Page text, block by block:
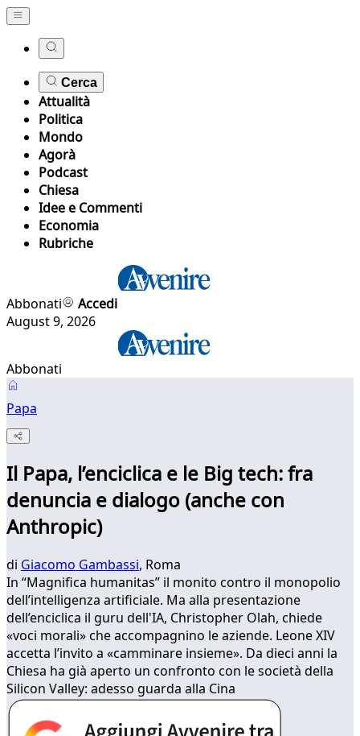
Cerca
Attualità
Politica
Mondo
Agorà
Podcast
Chiesa
Idee e Commenti
Economia
Rubriche
Abbonati
Accedi
August 9, 2026
Abbonati
Papa
Il Papa, l’enciclica e le Big tech: fra
denuncia e dialogo (anche con
Anthropic)
di Giacomo Gambassi, Roma
In “Magnifica humanitas” il monito contro il monopolio
dell’intelligenza artificiale. Ma alla presentazione
dell’enciclica il guru dell'IA, Christopher Olah, chiede
«voci morali» che accompagnino le aziende. Leone XIV
accetta l’invito a «camminare insieme». Da dieci anni la
Chiesa ha già aperto un confronto con le società della
Silicon Valley: adesso guarda alla Cina